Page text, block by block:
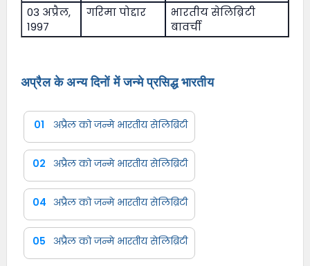
03 अप्रैल,
1997
गरिमा पोद्दार
भारतीय सेलिब्रिटी
बावर्ची
अप्रैल के अन्य दिनों में जन्मे प्रसिद्ध भारतीय
01 अप्रैल को जन्मे भारतीय सेलिब्रिटी
02 अप्रैल को जन्मे भारतीय सेलिब्रिटी
04 अप्रैल को जन्मे भारतीय सेलिब्रिटी
05 अप्रैल को जन्मे भारतीय सेलिब्रिटी